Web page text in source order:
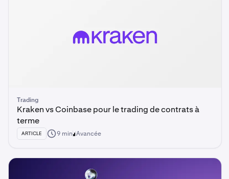
Trading
Kraken vs Coinbase pour le trading de contrats à
terme
ARTICLE 9 min Avancée